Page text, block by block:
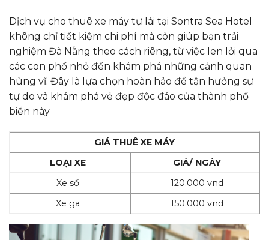
Dịch vụ cho thuê xe máy tự lái tại Sontra Sea Hotel
không chỉ tiết kiệm chi phí mà còn giúp bạn trải
nghiệm Đà Nẵng theo cách riêng, từ việc len lỏi qua
các con phố nhỏ đến khám phá những cảnh quan
hùng vĩ. Đây là lựa chọn hoàn hảo để tận hưởng sự
tự do và khám phá vẻ đẹp độc đáo của thành phố
biển này
GIÁ THUÊ XE MÁY
LOẠI XE
GIÁ/ NGÀY
Xe số
120.000 vnd
Xe ga
150.000 vnd